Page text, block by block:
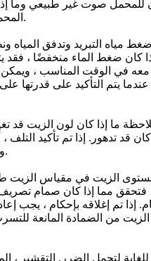
المحمل غير طبيعي.
إذا كان ضغط الماء منخفضًا ، فقد
معه في الوقت المناسب ،
عندما يتم التأكيد على قدرتها
قد تدهور. إذا تم تأكيد التلف
واستبدل الزيت.
فتحقق مما إذا كان صمام
إذا تم إغلاقه بإحكام ، يجب
من الضمادة المانعة للتسرب
لتحمل الضرر. التقشير ،